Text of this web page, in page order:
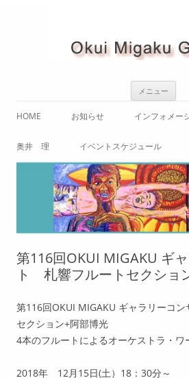
メニュー
ン
ツ
ッ
プ
HOME お知らせ インフォメー
ご案内（ア
使用規定・
奥井 理
奥井理 略歴
奥井 理 作品紹介 テレビ
「自画
「叫び
奥井 理 画集
イベントスケジュール
OKUI MIGAKUギャラリー
ート
コンサート
展示会
第116回OKUI MIGAKU ギ
ト 札響フルートセクショ
第116回OKUI MIGAKU ギャラリーコ
セクション+阿部博光
4本のフルートによるオーケストラ・ワ
2018年 12月15日(土）18：30分～